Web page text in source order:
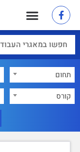
תחום
קורס